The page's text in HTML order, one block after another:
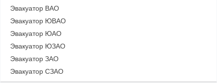
Эвакуатор ВАО
Эвакуатор ЮВАО
Эвакуатор ЮАО
Эвакуатор ЮЗАО
Эвакуатор ЗАО
Эвакуатор СЗАО